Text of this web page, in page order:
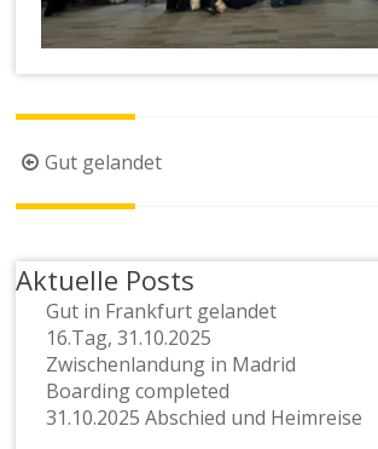
Beitragsnavigation
Gut gelandet
Aktuelle Posts
Gut in Frankfurt gelandet
16.Tag, 31.10.2025
Zwischenlandung in Madrid
Boarding completed
31.10.2025 Abschied und Heimreise